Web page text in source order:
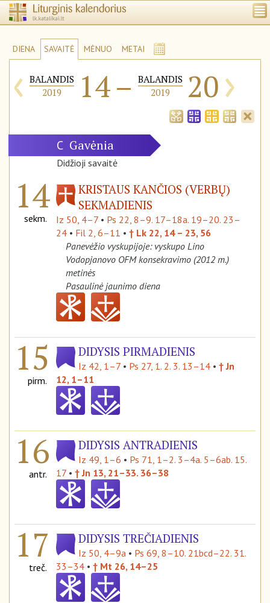
DIENA SAVAITĖ MĖNUO METAI
‹ BALANDIS
2019
14– BALANDIS
2019
20›
C Gavėnia
Didžioji savaitė
14
sekm.
KRISTAUS KANČIOS (VERBŲ)
SEKMADIENIS
Iz 50, 4–7 • Ps 22, 8–9. 17–18a. 19–20. 23–
24 • Fil 2, 6–11 • † Lk 22, 14 – 23, 56
Panevėžio vyskupijoje: vyskupo Lino
Vodopjanovo OFM konsekravimo (2012 m.)
metinės
Pasaulinė jaunimo diena
15
pirm.
DIDYSIS PIRMADIENIS
Iz 42, 1–7 • Ps 27, 1. 2. 3. 13–14 • † Jn
12, 1–11
16
antr.
DIDYSIS ANTRADIENIS
Iz 49, 1–6 • Ps 71, 1–2. 3–4a. 5–6ab. 15.
17 • † Jn 13, 21–33. 36–38
17
treč.
DIDYSIS TREČIADIENIS
Iz 50, 4–9a • Ps 69, 8–10. 21bcd–22. 31.
33–34 • † Mt 26, 14–25